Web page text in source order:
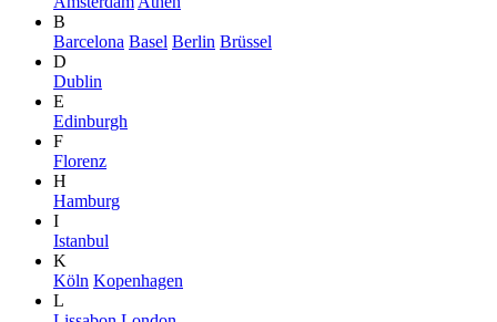
B
Barcelona Basel Berlin Brüssel
D
Dublin
E
Edinburgh
F
Florenz
H
Hamburg
I
Istanbul
K
Köln Kopenhagen
L